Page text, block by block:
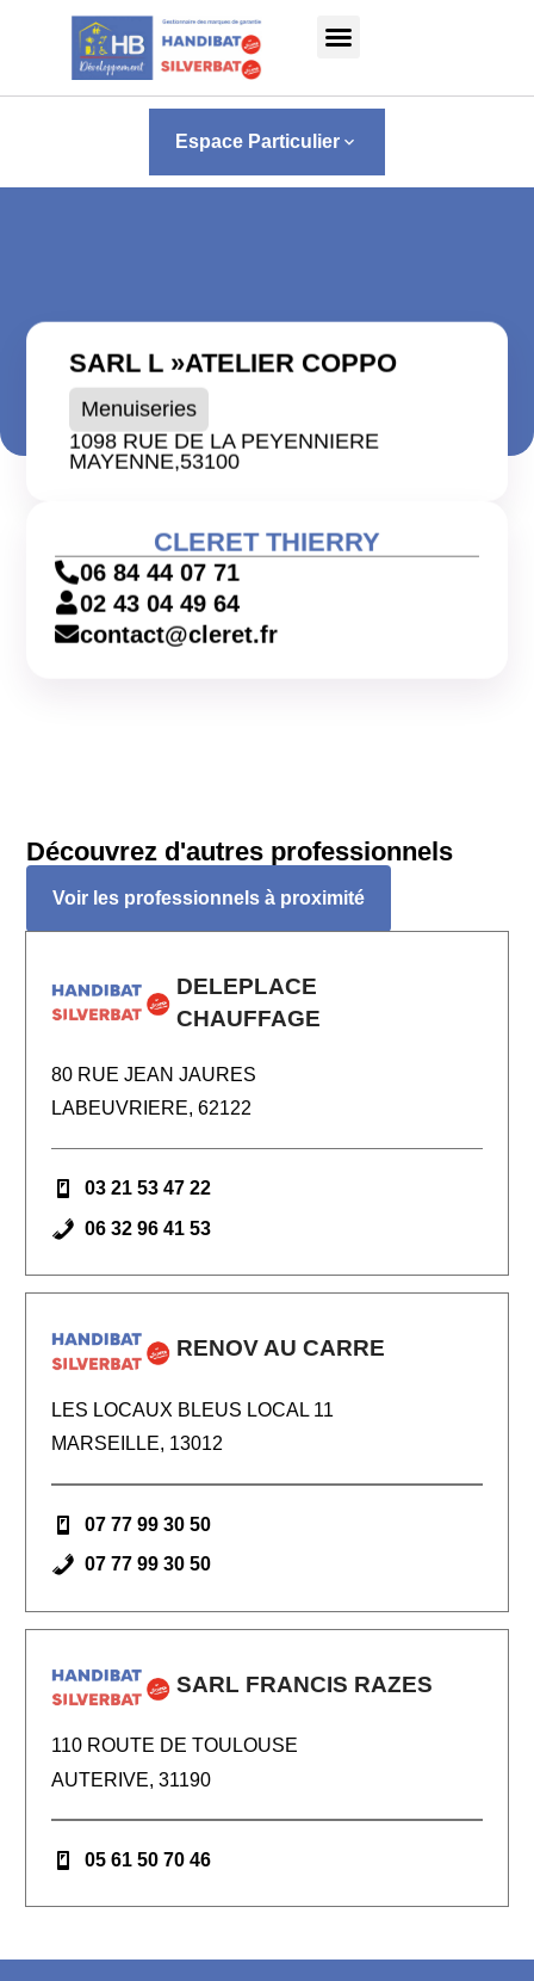
Panneau de gestion des cookies
Espace Particulier keyboard_arrow_down
SARL L »ATELIER COPPO
Menuiseries
1098 RUE DE LA PEYENNIERE
MAYENNE,53100
CLERET THIERRY
06 84 44 07 71
02 43 04 49 64
contact@cleret.fr
Découvrez d'autres professionnels
Voir les professionnels à proximité
DELEPLACE
CHAUFFAGE
80 RUE JEAN JAURES
LABEUVRIERE, 62122
03 21 53 47 22
06 32 96 41 53
RENOV AU CARRE
LES LOCAUX BLEUS LOCAL 11
MARSEILLE, 13012
07 77 99 30 50
07 77 99 30 50
SARL FRANCIS RAZES
110 ROUTE DE TOULOUSE
AUTERIVE, 31190
05 61 50 70 46